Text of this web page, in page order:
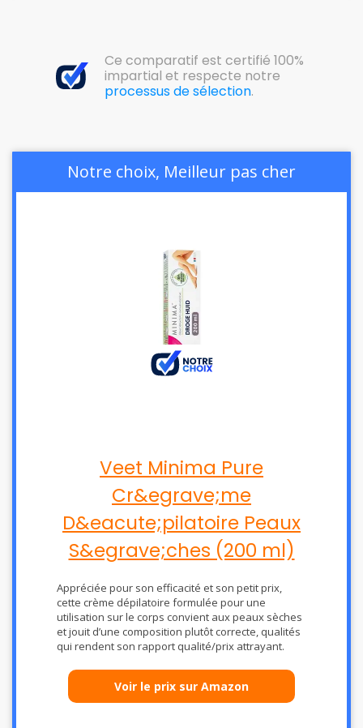
Ce comparatif est certifié 100%
impartial et respecte notre
processus de sélection.
Notre choix, Meilleur pas cher
Veet Minima Pure
Cr&egrave;me
D&eacute;pilatoire Peaux
S&egrave;ches (200 ml)
Appréciée pour son efficacité et son petit prix,
cette crème dépilatoire formulée pour une
utilisation sur le corps convient aux peaux sèches
et jouit d’une composition plutôt correcte, qualités
qui rendent son rapport qualité/prix attrayant.
Voir le prix sur Amazon